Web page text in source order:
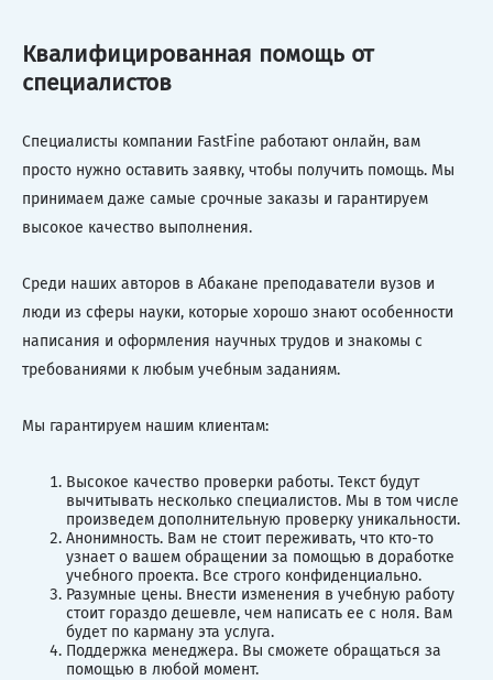
Квалифицированная помощь от
специалистов
Специалисты компании FastFine работают онлайн, вам
просто нужно оставить заявку, чтобы получить помощь. Мы
принимаем даже самые срочные заказы и гарантируем
высокое качество выполнения.
Среди наших авторов в Абакане преподаватели вузов и
люди из сферы науки, которые хорошо знают особенности
написания и оформления научных трудов и знакомы с
требованиями к любым учебным заданиям.
Мы гарантируем нашим клиентам:
Высокое качество проверки работы. Текст будут
вычитывать несколько специалистов. Мы в том числе
произведем дополнительную проверку уникальности.
Анонимность. Вам не стоит переживать, что кто-то
узнает о вашем обращении за помощью в доработке
учебного проекта. Все строго конфиденциально.
Разумные цены. Внести изменения в учебную работу
стоит гораздо дешевле, чем написать ее с ноля. Вам
будет по карману эта услуга.
Поддержка менеджера. Вы сможете обращаться за
помощью в любой момент.